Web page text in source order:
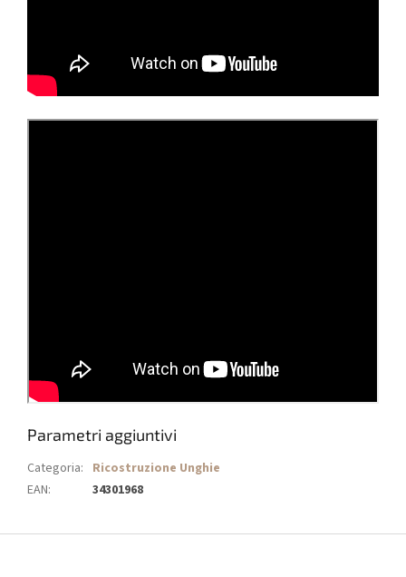
Parametri aggiuntivi
Categoria: Ricostruzione Unghie
EAN: 34301968